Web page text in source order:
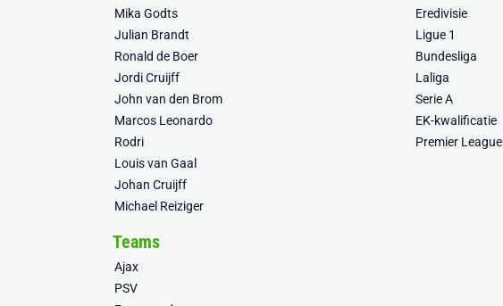
Mika Godts
Julian Brandt
Ronald de Boer
Jordi Cruijff
John van den Brom
Marcos Leonardo
Rodri
Louis van Gaal
Johan Cruijff
Michael Reiziger
Eredivisie
Ligue 1
Bundesliga
Laliga
Serie A
EK-kwalificatie
Premier League
Teams
Ajax
PSV